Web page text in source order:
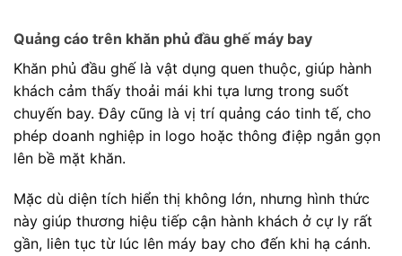
Quảng cáo trên khăn phủ đầu ghế máy bay
Khăn phủ đầu ghế là vật dụng quen thuộc, giúp hành
khách cảm thấy thoải mái khi tựa lưng trong suốt
chuyến bay. Đây cũng là vị trí quảng cáo tinh tế, cho
phép doanh nghiệp in logo hoặc thông điệp ngắn gọn
lên bề mặt khăn.
Mặc dù diện tích hiển thị không lớn, nhưng hình thức
này giúp thương hiệu tiếp cận hành khách ở cự ly rất
gần, liên tục từ lúc lên máy bay cho đến khi hạ cánh.